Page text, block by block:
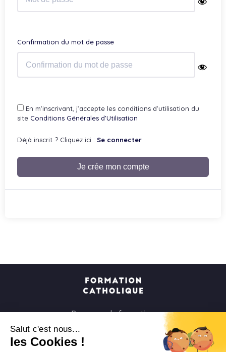
Salut c'est nous...
les Cookies !
Confirmation du mot de passe
En m’inscrivant, j’accepte les conditions d’utilisation du
site Conditions Générales d’Utilisation
Déjà inscrit ? Cliquez ici : Se connecter
Je crée mon compte
Parcours de formation